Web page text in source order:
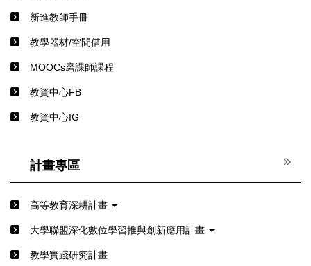
新進教師手冊
教學器材/空間借用
MOOCs磨課師課程
教資中心FB
教資中心IG
計畫專區
高等教育深耕計畫
⼤學聯盟深化數位學習推與創新應⽤計畫
教學實踐研究計畫